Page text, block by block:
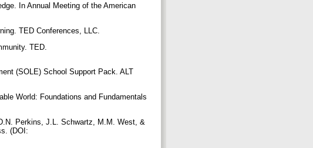
In Annual Meeting of the American
TED Conferences, LLC.
TED.
(SOLE) School Support Pack. ALT
World: Foundations and Fundamentals
Perkins, J.L. Schwartz, M.M. West, &
(DOI: